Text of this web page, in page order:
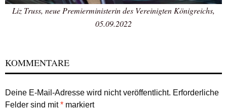
Liz Truss, neue Premierministerin des Vereinigten Königreichs,
05.09.2022
KOMMENTARE
Deine E-Mail-Adresse wird nicht veröffentlicht. Erforderliche
Felder sind mit* markiert